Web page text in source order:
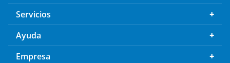
Servicios
Ayuda
Empresa